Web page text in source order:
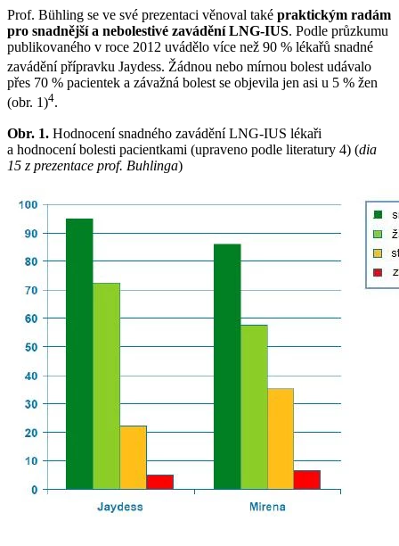
Prof. Bühling se ve své prezentaci věnoval také praktickým radám
pro snadnější a nebolestivé zavádění LNG-IUS. Podle průzkumu
publikovaného v roce 2012 uvádělo více než 90 % lékařů snadné
zavádění přípravku Jaydess. Žádnou nebo mírnou bolest udávalo
přes 70 % pacientek a závažná bolest se objevila jen asi u 5 % žen
(obr. 1)4.
Obr. 1. Hodnocení snadného zavádění LNG-IUS lékaři
a hodnocení bolesti pacientkami (upraveno podle literatury 4) (dia
15 z prezentace prof. Buhlinga)